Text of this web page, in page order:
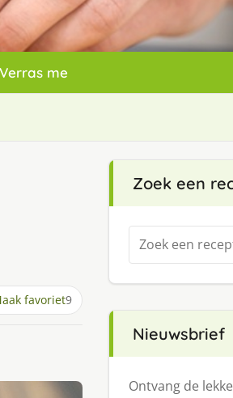
me
favoriet9
Zoek een
Zoeken
naar:
Nieuwsbrief
Ontvang de